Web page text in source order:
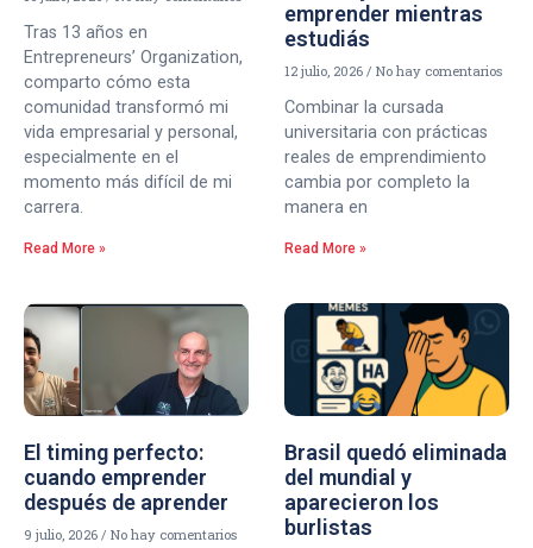
Tras 13 años en
Entrepreneurs’ Organization,
comparto cómo esta
comunidad transformó mi
vida empresarial y personal,
especialmente en el
momento más difícil de mi
carrera.
Read More »
emprender mientras
estudiás
12 julio, 2026 No hay comentarios
Combinar la cursada
universitaria con prácticas
reales de emprendimiento
cambia por completo la
manera en
Read More »
El timing perfecto:
cuando emprender
después de aprender
9 julio, 2026 No hay comentarios
Brasil quedó eliminada
del mundial y
aparecieron los
burlistas